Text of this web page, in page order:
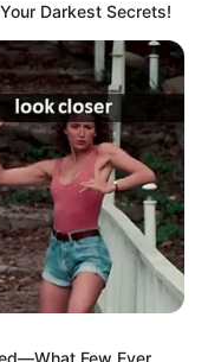
Darkest Secrets!